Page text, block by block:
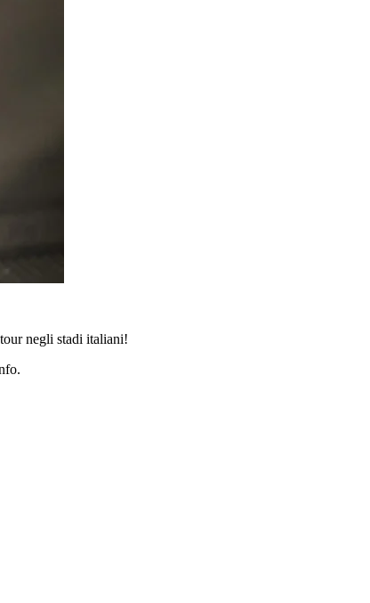
negli stadi italiani!